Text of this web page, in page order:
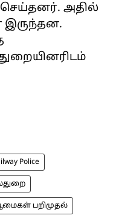
அதில்
இருந்தன.
Police
பறிமுதல்